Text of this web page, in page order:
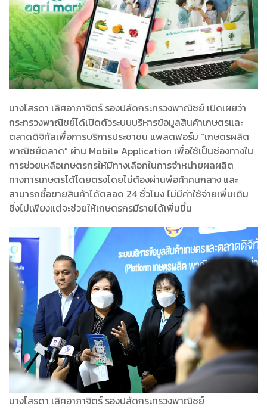
นางโสรดา เลิศอาภาจิตร์ รองปลัดกระทรวงพาณิชย์ เปิดเผยว่า
กระทรวงพาณิชย์ได้เปิดตัวระบบบริหารข้อมูลสินค้าเกษตรและ
ตลาดดิจิทัลเพื่อการบริการประชาชน แพลตฟอร์ม “เกษตรผลิต
พาณิชย์ตลาด” ผ่าน Mobile Application เพื่อใช้เป็นช่องทางใน
การช่วยเหลือเกษตรกรให้มีทางเลือกในการจำหน่ายผลผลิต
ทางการเกษตรได้โดยตรงโดยไม่ต้องผ่านพ่อค้าคนกลาง และ
สามารถซื้อขายสินค้าได้ตลอด 24 ชั่วโมง ไม่มีค่าใช้จ่ายเพิ่มเติม
ซึ่งไม่เพียงแต่จะช่วยให้เกษตรกรมีรายได้เพิ่มขึ้น
นางโสรดา เลิศอาภาจิตร์ รองปลัดกระทรวงพาณิชย์